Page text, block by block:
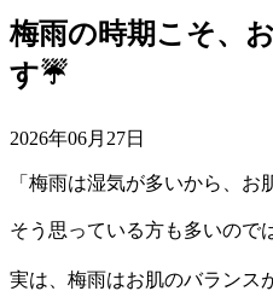
梅雨の時期こそ、
す☔
2026年06月27日
「梅雨は湿気が多いから、お
そう思っている方も多いので
実は、梅雨はお肌のバランス